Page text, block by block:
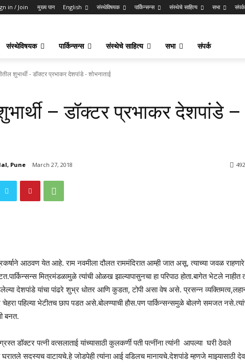
in / Join मुख्य पान English संस्थेविषयक पार्किन्सन्स संस्थेचे साहित्य सभा संपर्क
संस्थेविषयक पार्किन्सन्स संस्थेचे साहित्य सभा संपर्क
शुभार्थी - डॉक्टर प्रभाकर देशपांडे - शोभनाताई
– डॉक्टर प्रभाकर देशपांडे –
Pune March 27, 2018 492
आठवण येत आहे. राम नवमीला दौलत राममंदिरात आम्ही जात असू. त्याच्या जवळ
मित्रमंडळामुळे त्यांची ओळख झाल्यापासुनचा हा परिपाठ होता.बागेत भेटले नाहीत
देशपांडे यांचा पांढरे शुभ्र धोतर आणि कुडता, टोपी असा वेष असे. प्रसन्न
पहिल्या भेटीतच छाप पडत असे.बोलण्याची हौस.पण पार्किन्सन्समुळे बोलणे समजत
बनत.
डॉक्टर पत्नी वत्सलाताई यांच्यासाठी कुलकर्णी पती पत्नींना त्यांनी आपल्या घरी ठेवले
घरातले सदस्यच वाटायचे.हे जोडपेही त्यांना आई वडिलच मानायचे.देशपांडे म्हणजे माझ्यासाठी